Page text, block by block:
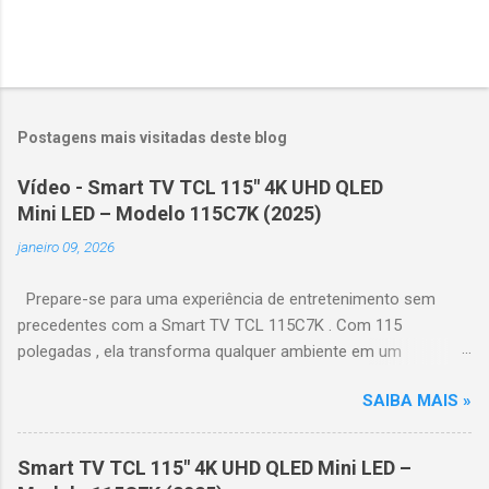
Postagens mais visitadas deste blog
Vídeo - Smart TV TCL 115" 4K UHD QLED
Mini LED – Modelo 115C7K (2025)
janeiro 09, 2026
Prepare-se para uma experiência de entretenimento sem
precedentes com a Smart TV TCL 115C7K . Com 115
polegadas , ela transforma qualquer ambiente em um
e realistas. 🌟 Destaques do produto Tela QLED Mini LED 115” :
controle de iluminação preciso, brilho intenso e cores
vibrantes. Resolução 4K UHD : detalhes impressionantes e
contraste profundo em cada cena. Processador AiPQ :
SAIBA MAIS »
Smart TV TCL 115" 4K UHD QLED Mini LED –